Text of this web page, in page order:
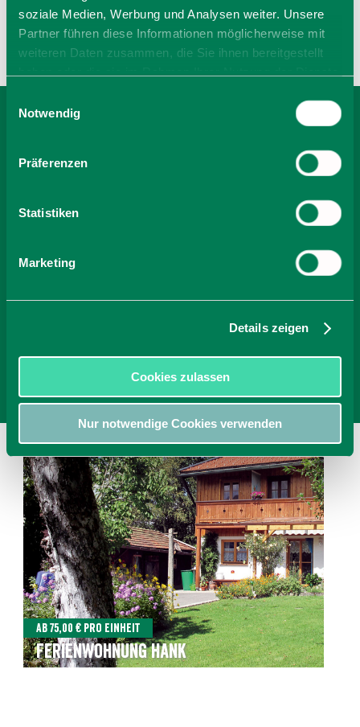
soziale Medien, Werbung und Analysen weiter. Unsere
Partner führen diese Informationen möglicherweise mit
weiteren Daten zusammen, die Sie ihnen bereitgestellt
Cookies, wenn Sie unsere Webseite weiterhin nutzen.
Notwendig
Präferenzen
Statistiken
Marketing
Details zeigen
Cookies zulassen
Nur notwendige Cookies verwenden
BEI FERIENWOHNUNG
Ab 75,00 € pro Einheit
Ferienwohnung Hank